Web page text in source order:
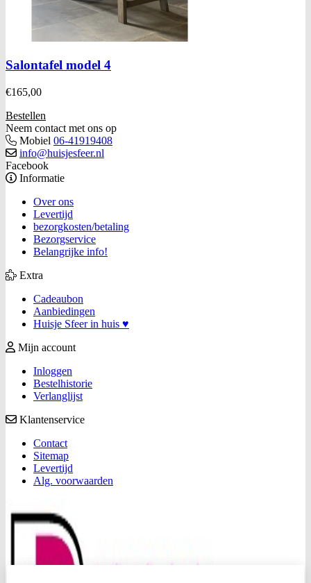
Salontafel model 4
€165,00
Bestellen
Neem contact met ons op
Mobiel 06-41919408
info@huisjesfeer.nl
Facebook
Informatie
Over ons
Levertijd
bezorgkosten/betaling
Bezorgservice
Belangrijke info!
Extra
Cadeaubon
Aanbiedingen
Huisje Sfeer in huis ♥
Mijn account
Inloggen
Bestelhistorie
Verlanglijst
Klantenservice
Contact
Sitemap
Levertijd
Alg. voorwaarden